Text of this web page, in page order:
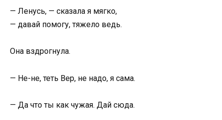
— Ленусь, — сказала я мягко,
— давай помогу, тяжело ведь.
Она вздрогнула.
— Не-не, теть Вер, не надо, я сама.
— Да что ты как чужая. Дай сюда.